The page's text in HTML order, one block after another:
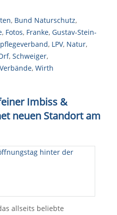
, Bund Naturschutz,
, Fotos, Franke, Gustav-Stein-
, LPV, Natur,
, Schweiger,
, Wirth
Imbiss &
neuen Standort am
allseits beliebte